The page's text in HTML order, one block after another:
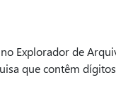
Explorador de
que contêm